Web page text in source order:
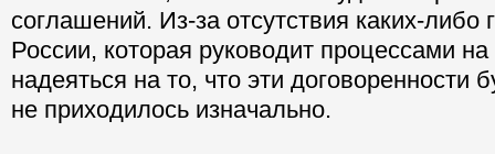
соглашений. Из-за отсутствия каких-либо
России, которая руководит процессами
надеяться на то, что эти договоренности
не приходилось изначально.